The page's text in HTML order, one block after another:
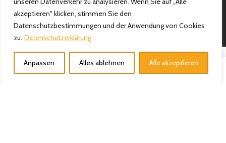
akzeptieren" klicken, stimmen Sie den
Datenschutzbestimmungen und der Anwendung von Cookies
zu. Datenschutzerklärung
Anpassen Alles ablehnen Alle akzeptieren
Küchenbedarf
Teppiche
Textilien
0